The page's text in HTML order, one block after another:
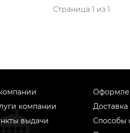
Страница 1 из 1
компании
выдачи
Доставка
Способы